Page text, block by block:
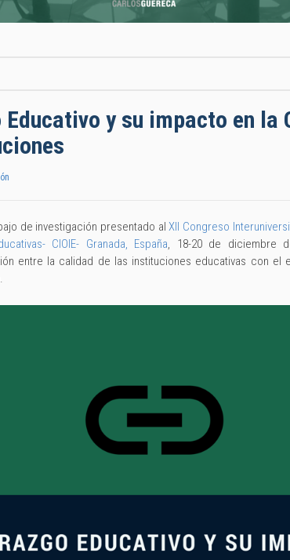
Educativo y su impacto en la
de investigación presentado alXII Congreso
CIOIE- Granada, España, 18-20 de diciembre
entre la calidad de las instituciones educativas con el